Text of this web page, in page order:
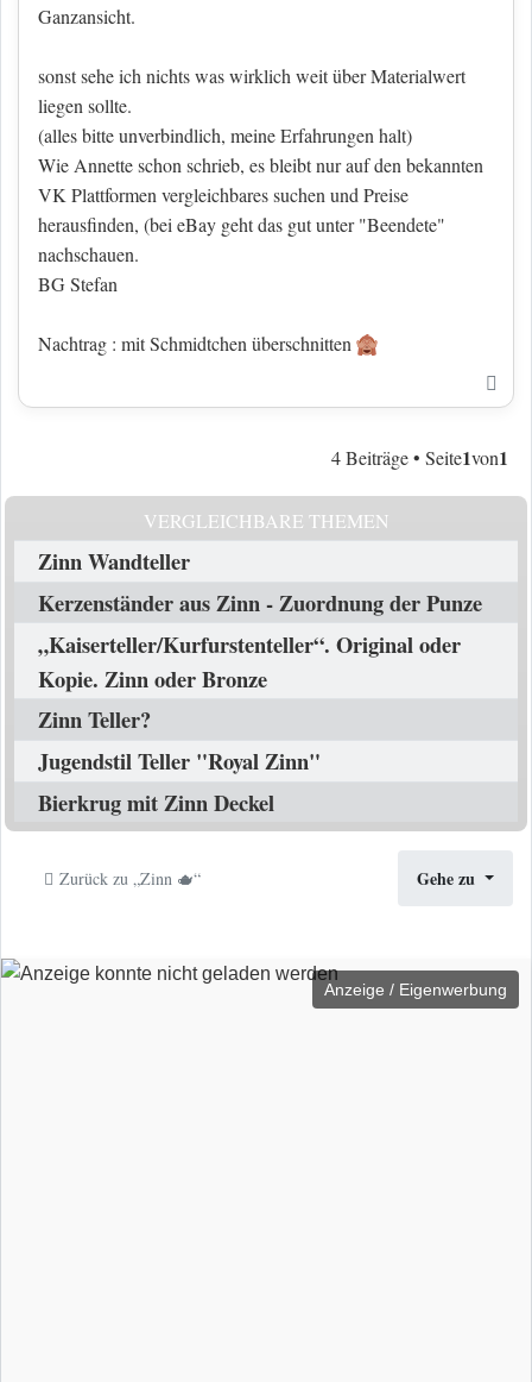
Ganzansicht.
sonst sehe ich nichts was wirklich weit über Materialwert
liegen sollte.
(alles bitte unverbindlich, meine Erfahrungen halt)
Wie Annette schon schrieb, es bleibt nur auf den bekannten
VK Plattformen vergleichbares suchen und Preise
herausfinden, (bei eBay geht das gut unter "Beendete"
nachschauen.
BG Stefan
Nachtrag : mit Schmidtchen überschnitten
4 Beiträge • Seite1von1
VERGLEICHBARE THEMEN
Zinn Wandteller
Kerzenständer aus Zinn - Zuordnung der Punze
„Kaiserteller/Kurfurstenteller“. Original oder
Kopie. Zinn oder Bronze
Zinn Teller?
Jugendstil Teller "Royal Zinn"
Bierkrug mit Zinn Deckel
Zurück zu „Zinn 🫖“ Gehe zu
Anzeige / Eigenwerbung